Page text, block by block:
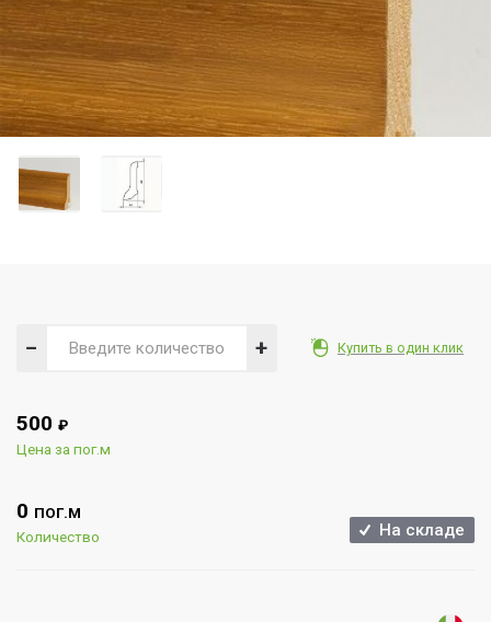
Купить в один клик
− +
500 ₽
Цена за пог.м
0 ПОГ.М
Количество На складе